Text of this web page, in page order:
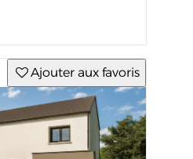
Ajouter aux favoris